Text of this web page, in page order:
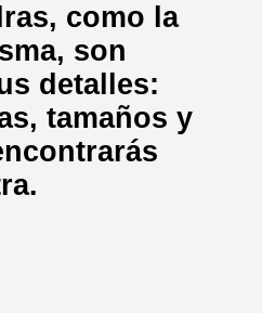
como la
son
detalles:
tamaños y